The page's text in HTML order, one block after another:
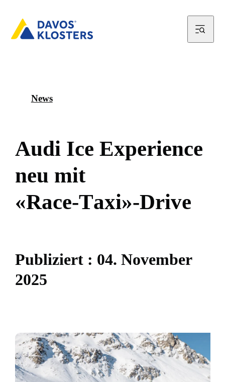
News
Audi Ice Experience
neu mit
«Race-Taxi»-Drive
Publiziert : 04. November
2025